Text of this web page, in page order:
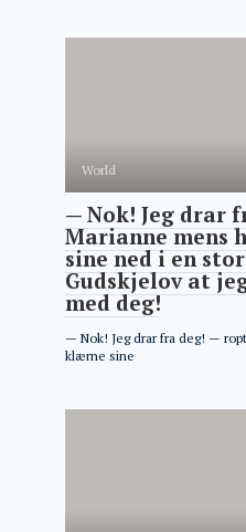
World
— Nok! Jeg drar
Marianne mens
sine ned i en
Gudskjelov at
med deg!
— Nok! Jeg drar fra deg! —
klærne sine